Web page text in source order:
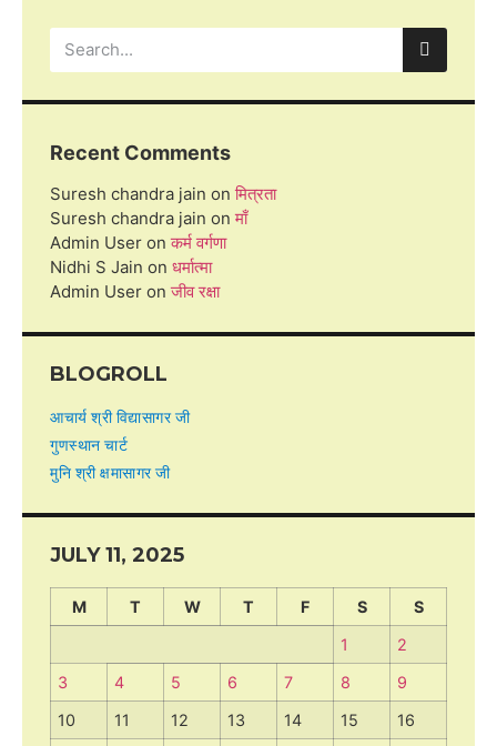
Recent Comments
Suresh chandra jain onमित्रता
Suresh chandra jain onमाँ
Admin User onकर्म वर्गणा
Nidhi S Jain on धर्मात्मा
Admin User onजीव रक्षा
BLOGROLL
आचार्य श्री विद्यासागर जी
गुणस्थान चार्ट
मुनि श्री क्षमासागर जी
JULY 11, 2025
M T W T F S
S
1
2
3
4 5 6 7 8
9
10
11 12 13 14 15
16